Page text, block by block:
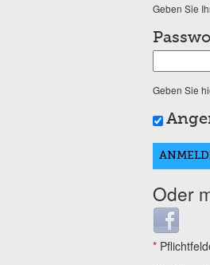
Geben Sie
Geben Sie
Oder
Login with
*